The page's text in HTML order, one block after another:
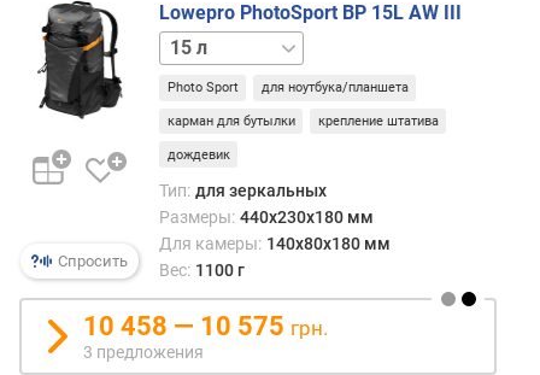
Спросить
Lowepro PhotoSport BP 15L AW III
24 л
Photo Sport для ноутбука/планшета
карман для бутылки крепление штатива
дождевик
Тип: для зеркальных
Размеры: 440x230x180 мм
Для камеры: 140x80x180 мм
Вес: 1100 г
10 458 — 10 575 грн.
3 предложения